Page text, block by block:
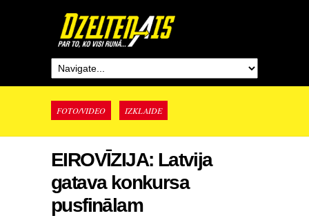
FOTO/VIDEO IZKLAIDE
EIROVĪZIJA: Latvija
gatava konkursa
pusfinālam